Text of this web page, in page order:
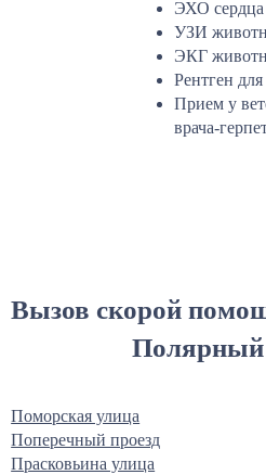
ЭХО
УЗИ
ЭКГ
Рентген
Прием у
врача-
Вызов скорой
Полярный
Поморская улица
Поперечный проезд
Прасковьина улица